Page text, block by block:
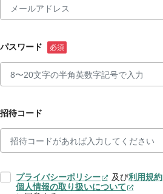
パスワード
招待コード
プライバシーポリシー 及び利用規約
個人情報の取り扱いについて